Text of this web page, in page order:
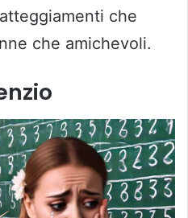
che
che amichevoli.